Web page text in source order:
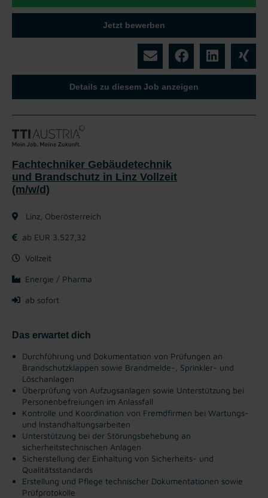
Jetzt bewerben
Details zu diesem Job anzeigen
Fachtechniker Gebäudetechnik
und Brandschutz in Linz Vollzeit
(m/w/d)
Linz, Oberösterreich
ab EUR 3.527,32
Vollzeit
Energie / Pharma
ab sofort
Das erwartet dich
Durchführung und Dokumentation von Prüfungen an
Brandschutzklappen sowie Brandmelde-, Sprinkler- und
Löschanlagen
Überprüfung von Aufzugsanlagen sowie Unterstützung bei
Personenbefreiungen im Anlassfall
Kontrolle und Koordination von Fremdfirmen bei Wartungs-
und Instandhaltungsarbeiten
Unterstützung bei der Störungsbehebung an
sicherheitstechnischen Anlagen
Sicherstellung der Einhaltung von Sicherheits- und
Qualitätsstandards
Erstellung und Pflege technischer Dokumentationen sowie
Prüfprotokolle